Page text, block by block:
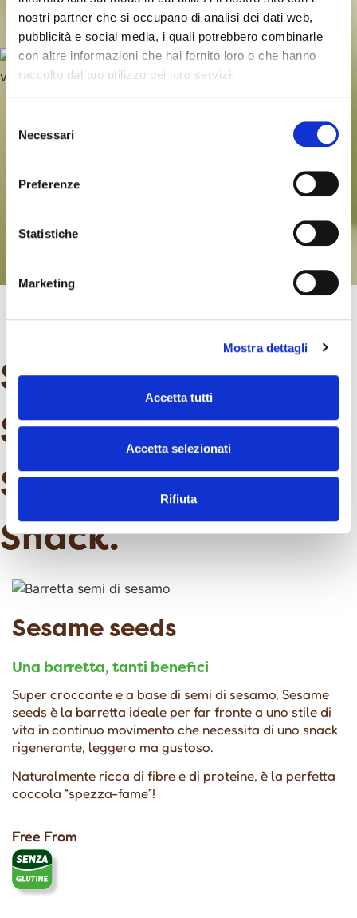
nostri partner che si occupano di analisi dei dati web,
pubblicità e social media, i quali potrebbero combinarle
con altre informazioni che hai fornito loro o che hanno
raccolto dal tuo utilizzo dei loro servizi.
delNecessari
Preferenze
Statistiche
Marketing
Mostra dettagli
Accetta tutti
Accetta selezionati
Rifiuta
Snack.Snack.
Snack.
Snack.Snack.
Snack.
Sesame seeds
Una barretta, tanti benefici
Super croccante e a base di semi di sesamo, Sesame
seeds è la barretta ideale per far fronte a uno stile di
vita in continuo movimento che necessita di uno snack
rigenerante, leggero ma gustoso.
Naturalmente ricca di fibre e di proteine, è la perfetta
coccola “spezza-fame”!
Free From